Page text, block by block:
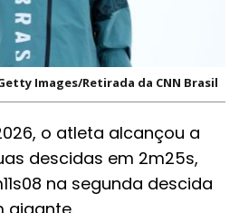
Images/Retirada da CNN Brasil
o atleta alcançou a
descidas em 2m25s,
na segunda descida